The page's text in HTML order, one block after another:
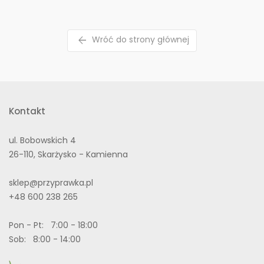
arrow_back Wróć do strony głównej
Kontakt
ul. Bobowskich 4
26-110, Skarżysko - Kamienna
sklep@przyprawka.pl
+48 600 238 265
Pon - Pt: 7:00 - 18:00
Sob: 8:00 - 14:00